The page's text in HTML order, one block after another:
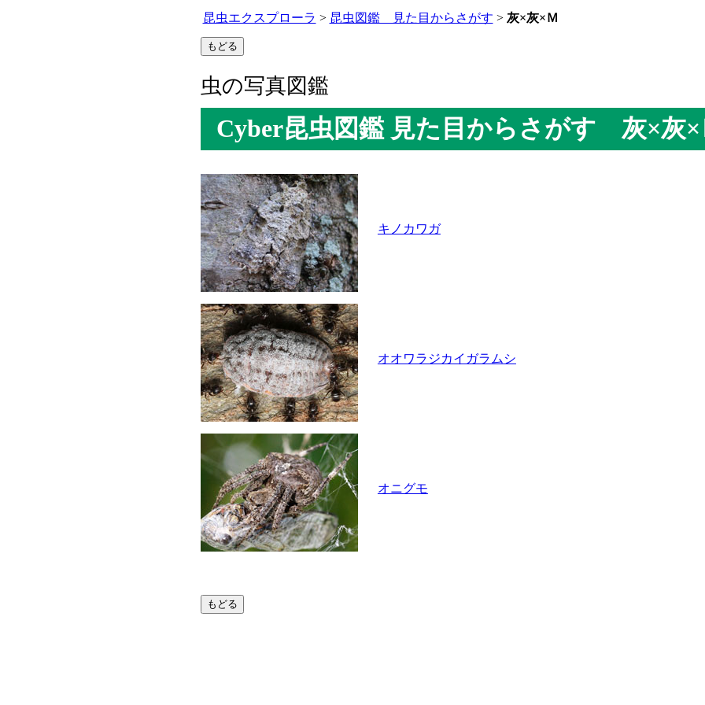
昆虫エクスプローラ > 昆虫図鑑 見た目からさがす > 灰×灰×Ｍ
虫の写真図鑑
Cyber昆虫図鑑 見た目からさがす 灰×灰×
キノカワガ
オオワラジカイガラムシ
オニグモ